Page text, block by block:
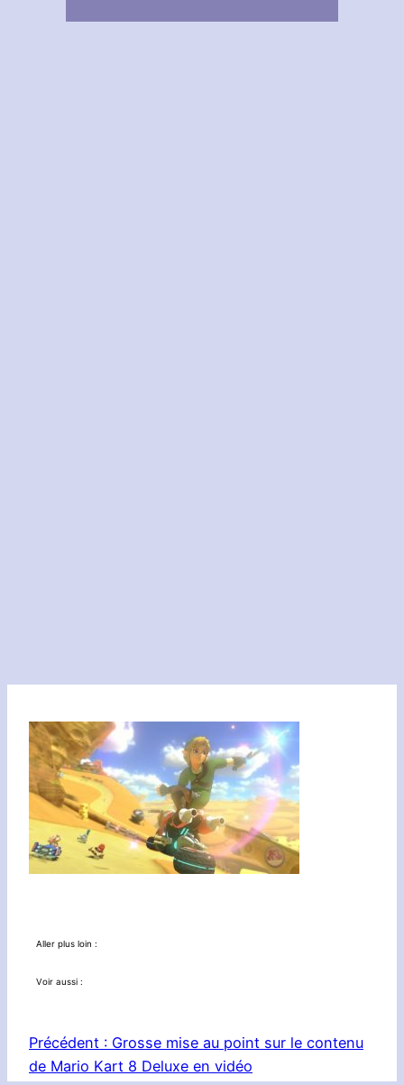
Aller plus loin :
Voir aussi :
Précédent : Grosse mise au point sur le contenu
de Mario Kart 8 Deluxe en vidéo